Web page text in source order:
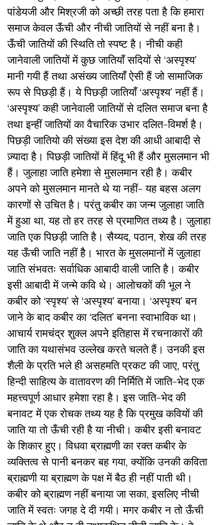
पांडेयजी और मिश्रजी को अच्छी तरह पता है कि हमारा
समाज केवल ऊँची और नीची जातियों से नहीं बना है।
ऊँची जातियों की स्थिति तो स्पष्ट है। नीची कही
जानेवाली जातियों में कुछ जातियाँ सदियों से ‘अस्पृश्य’
मानी गयी हैं तथा असंख्य जातियाँ ऐसी हैं जो सामाजिक
रूप से पिछड़ी हैं। ये पिछड़ी जातियाँ ‘अस्पृश्य’ नहीं हैं।
‘अस्पृश्य’ कही जानेवाली जातियों से दलित समाज बना है
तथा इन्हीं जातियों का वैचारिक उभार दलित-विमर्श है।
पिछड़ी जातियो की संख्या इस देश की आधी आबादी से
ज़्यादा है। पिछड़ी जातियों में हिंदू भी हैं और मुसलमान भी
हैं। जुलाहा जाति हमेशा से मुसलमान रही है। कबीर
अपने को मुसलमान मानते थे या नहीं- यह बहस अलग
कारणों से उचित है। परंतु कबीर का जन्म जुलाहा जाति
में हुआ था, यह तो हर तरह से प्रमाणित तथ्य है। जुलाहा
जाति एक पिछड़ी जाति है। सैय्यद, पठान, शेख की तरह
यह ऊँची जाति नहीं हैै। भारत के मुसलमानों में जुलाहा
जाति संभवतः सर्वाधिक आबादी वाली जाति है। कबीर
इसी आबादी में जन्मे कवि थे। आलोचकों की भूल ने
कबीर को ‘स्पृश्य’ से ‘अस्पृश्य’ बनाया। ‘अस्पृश्य’ बन
जाने के बाद कबीर का ‘दलित’ बनना स्वाभाविक था।
आचार्य रामचंद्र शुक्ल अपने इतिहास में रचनाकारों की
जाति का यथासंभव उल्लेख करते चलते हैं। उनकी इस
शैली के प्रति भले ही असहमति प्रकट की जाए, परंतु
हिन्दी साहित्य के वातावरण की निर्मिति में जाति-भेद एक
महत्त्वपूर्ण आधार हमेशा रहा है। इस जाति-भेद की
बनावट में एक रोचक तथ्य यह है कि प्रमुख कवियों की
जाति या तो ऊँची रही है या नीची। कबीर इसी बनावट
के शिकार हुए। विधवा ब्राह्मणी का रक्त कबीर के
व्यक्तित्व से पानी बनकर बह गया, क्योंकि उनकी कविता
ब्राह्मणी या ब्राह्मण के पक्ष में बैठ ही नहीं पाती थी।
कबीर को ब्राह्मण नहीं बनाया जा सका, इसलिए नीची
जाति में स्वतः जगह दे दी गयी। मगर कबीर न तो ऊँची